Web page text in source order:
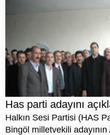
Has parti adayını
Halkın Sesi Partisi (HAS
Bingöl milletvekili